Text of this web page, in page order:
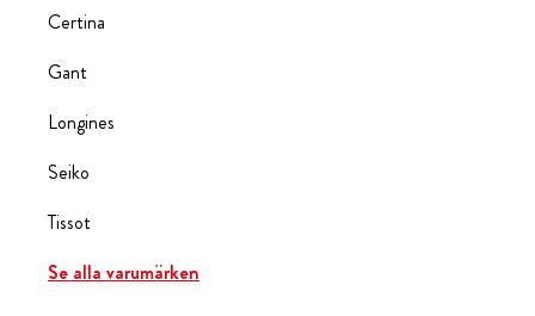
Certina
Gant
Longines
Seiko
Tissot
Se alla varumärken